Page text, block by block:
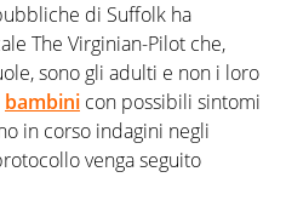
di Suffolk ha
The Virginian-Pilot che,
sono gli adulti e non i loro
bambini con possibili sintomi
in corso indagini negli
venga seguito